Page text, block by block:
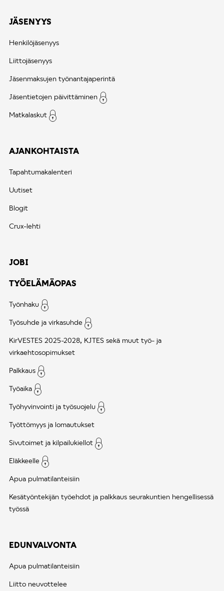
JÄSENYYS
Henkilöjäsenyys
Liittojäsenyys
Jäsenmaksujen työnantajaperintä
Jäsentietojen päivittäminen
Matkalaskut
AJANKOHTAISTA
Tapahtumakalenteri
Uutiset
Blogit
Crux-lehti
JOBI
TYÖELÄMÄOPAS
Työnhaku
Työsuhde ja virkasuhde
KirVESTES 2025-2028, KJTES sekä muut työ- ja
virkaehtosopimukset
Palkkaus
Työaika
Työhyvinvointi ja työsuojelu
Työttömyys ja lomautukset
Sivutoimet ja kilpailukiellot
Eläkkeelle
Apua pulmatilanteisiin
Kesätyöntekijän työehdot ja palkkaus seurakuntien hengellisessä
työssä
EDUNVALVONTA
Apua pulmatilanteisiin
Liitto neuvottelee